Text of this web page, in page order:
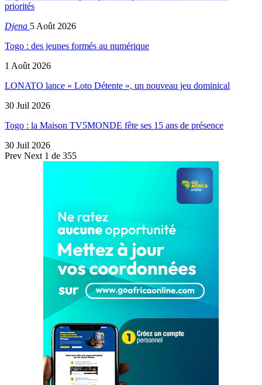
priorités
Djena 5 Août 2026
Togo : des jeunes formés au numérique
1 Août 2026
LONATO lance « Loto Détente », un nouveau jeu dominical
30 Juil 2026
Togo : la Maison TV5MONDE fête ses 15 ans de présence
30 Juil 2026
Prev Next 1 de 355